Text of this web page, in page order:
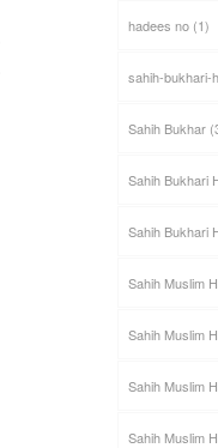
hadees no(1)
sahih-bukhari-
Sahih Bukhar
Sahih Bukhari
Sahih Bukhari
Sahih Muslim
Sahih Muslim
Sahih Muslim
Sahih Muslim